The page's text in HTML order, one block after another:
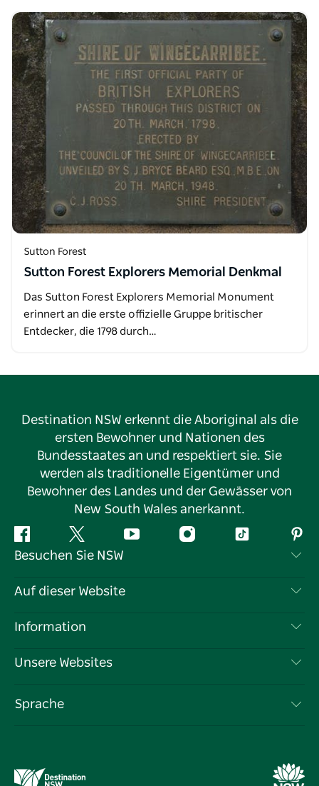
Sutton Forest
Sutton Forest Explorers Memorial Denkmal
Das Sutton Forest Explorers Memorial Monument
erinnert an die erste offizielle Gruppe britischer
Entdecker, die 1798 durch…
Destination NSW erkennt die Aboriginal als die
ersten Bewohner und Nationen des
Bundesstaates an und respektiert sie. Sie
werden als traditionelle Eigentümer und
Bewohner des Landes und der Gewässer von
New South Wales anerkannt.
Facebook Twitter YouTube InstagramTikTok
Besuchen Sie NSW
Kontaktieren Sie uns
Cookie-Hinweis
Auf dieser Website
Reiseziele
Veranstaltungen
Information
Reiseinformationen
Unternehmen in NSW
Unsere Websites
Destination NSW Medienzentrum
Sprache